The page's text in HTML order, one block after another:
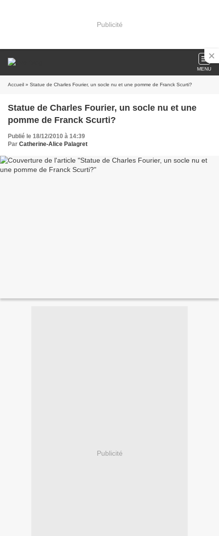
Publicité
MENU
Accueil » Statue de Charles Fourier, un socle nu et une pomme de Franck Scurti?
Statue de Charles Fourier, un socle nu et une
pomme de Franck Scurti?
Publié le 18/12/2010 à 14:39
Par Catherine-Alice Palagret
Publicité